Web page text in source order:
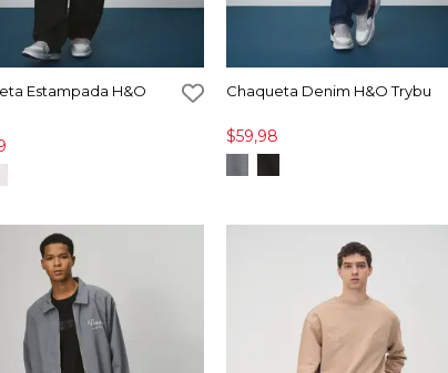
Estampada H&O
Chaqueta Denim H&O Trybu
$59,98